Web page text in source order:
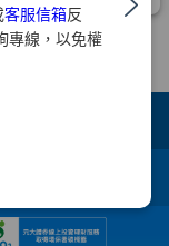
客服信箱反
專線，以免權